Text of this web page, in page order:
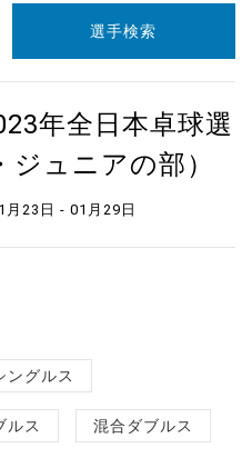
選手検索
年全日本卓球選
ュニアの部）
23日 - 01月29日
ングルス
ルス 混合ダブルス